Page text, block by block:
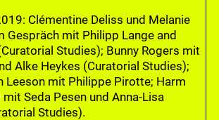
Clémentine Deliss und Melanie
Gespräch mit Philipp Lange and
Studies); Bunny Rogers mit
Alke Heykes (Curatorial Studies);
Leeson mit Philippe Pirotte; Harm
Seda Pesen und Anna-Lisa
Studies).